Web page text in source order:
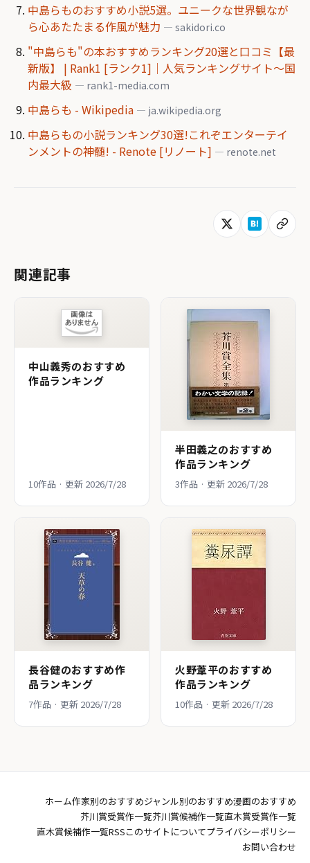
中島らものおすすめ小説5選。ユニークな世界観なが
ら心あたたまる作風が魅力 — sakidori.co
"中島らも"の本おすすめランキング20選と口コミ【最
新版】 | Rank1 [ランク1]｜人気ランキングサイト～国
内最大級 — rank1-media.com
中島らも - Wikipedia — ja.wikipedia.org
中島らもの小説ランキング30選!これぞエンターテイ
ンメントの神髄! - Renote [リノート] — renote.net
関連記事
中山義秀のおすすめ
作品ランキング
10作品 · 更新 2026/7/28
半田義之のおすすめ
作品ランキング
3作品 · 更新 2026/7/28
長谷健のおすすめ作
品ランキング
7作品 · 更新 2026/7/28
火野葦平のおすすめ
作品ランキング
10作品 · 更新 2026/7/28
ホーム作家別のおすすめジャンル別のおすすめ漫画のおすすめ
芥川賞受賞作一覧芥川賞候補作一覧直木賞受賞作一覧
直木賞候補作一覧RSSこのサイトについてプライバシーポリシー
お問い合わせ